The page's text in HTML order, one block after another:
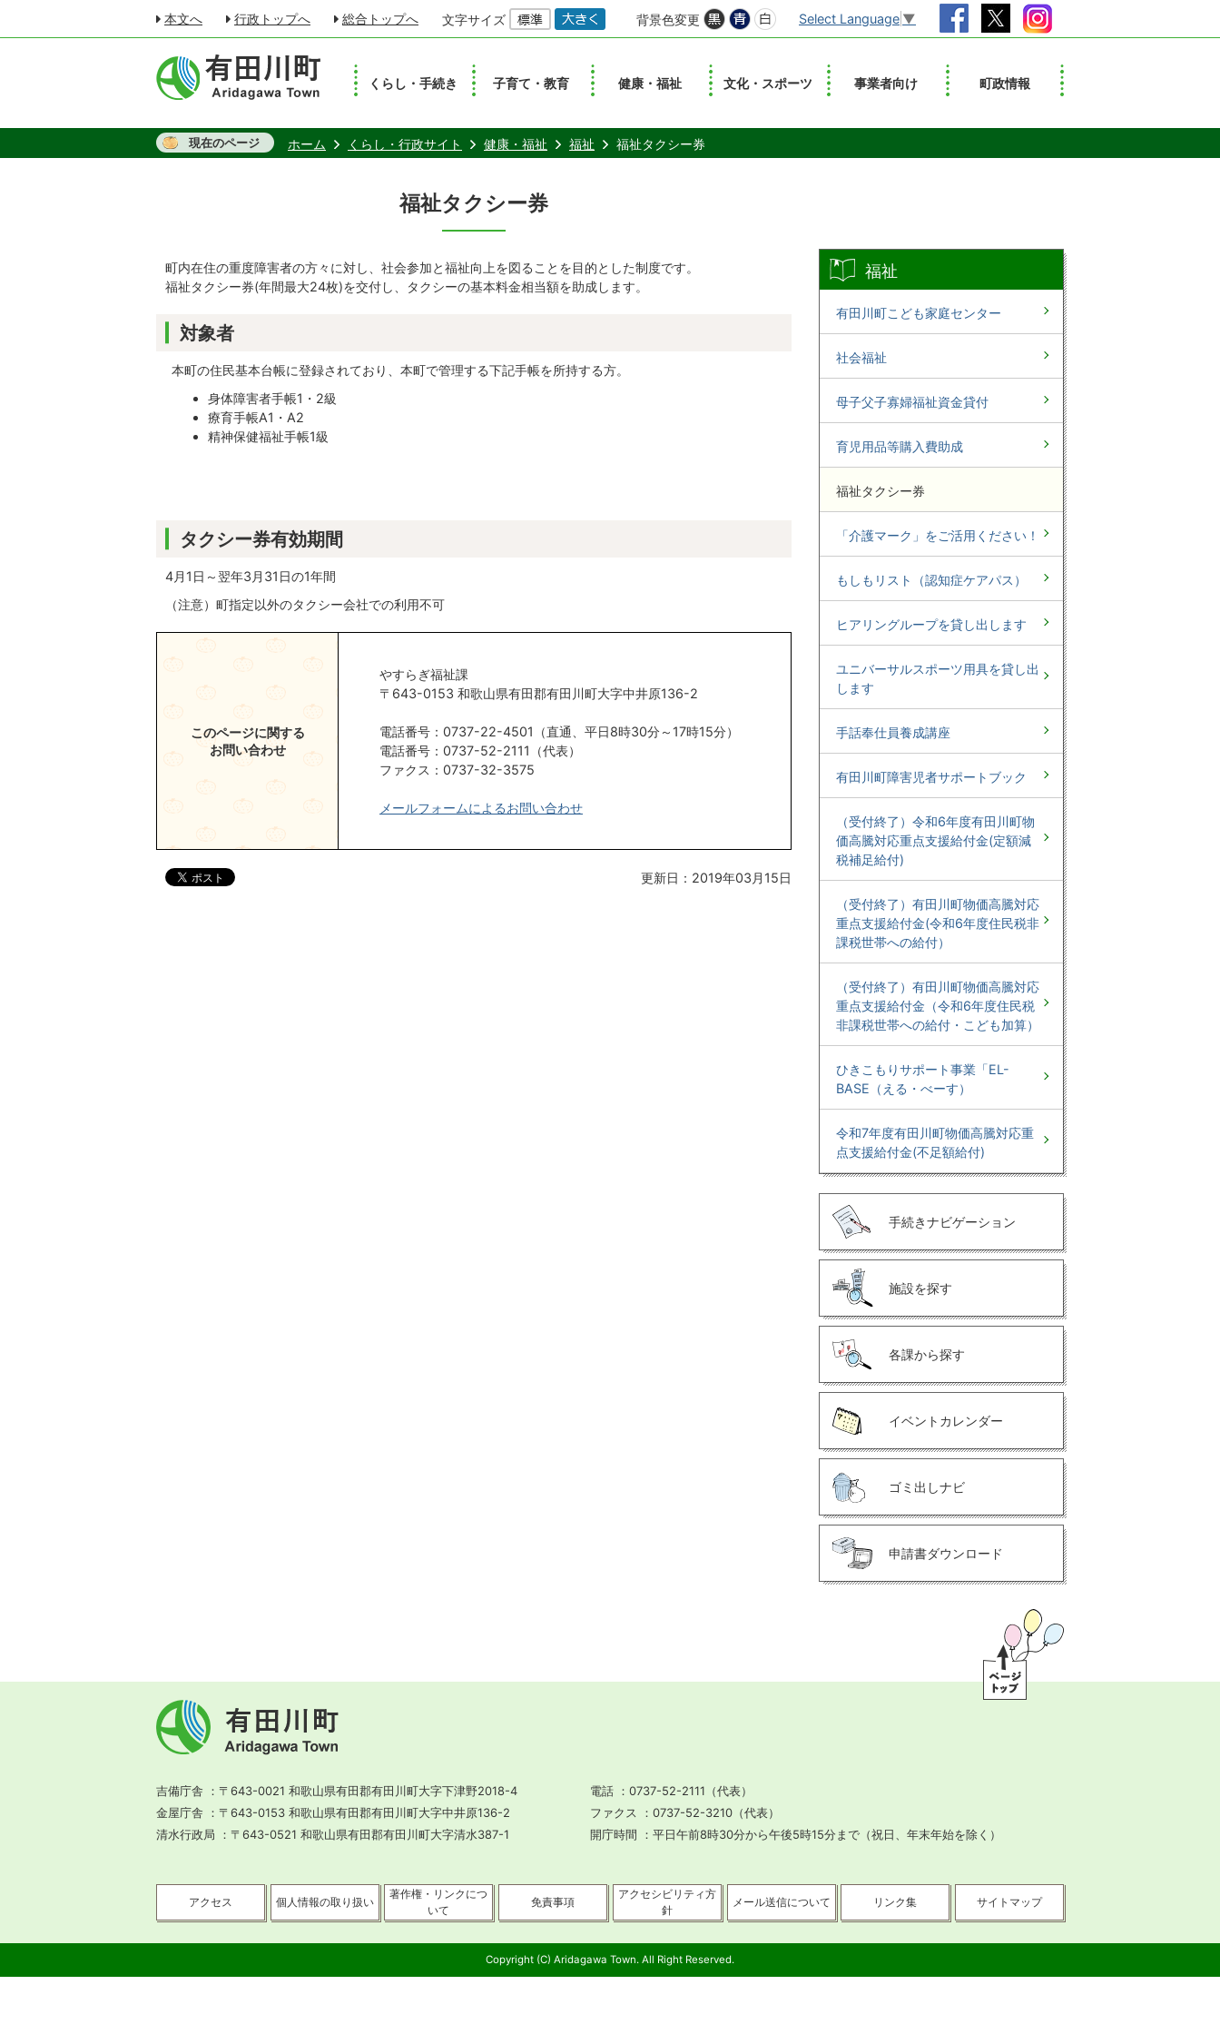
本文へ 行政トップへ 総合トップへ 文字サイズ 背景色変更 Select Language ▼
くらし・手続き 子育て・教育 健康・福祉 文化・スポーツ 事業者向け 町政情報
現在のページ ホーム くらし・行政サイト 健康・福祉 福祉 福祉タクシー券
福祉タクシー券
町内在住の重度障害者の方々に対し、社会参加と福祉向上を図ることを目的とした制度です。
福祉タクシー券(年間最大24枚)を交付し、タクシーの基本料金相当額を助成します。
対象者
本町の住民基本台帳に登録されており、本町で管理する下記手帳を所持する方。
身体障害者手帳1・2級
療育手帳A1・A2
精神保健福祉手帳1級
タクシー券有効期間
4月1日～翌年3月31日の1年間
（注意）町指定以外のタクシー会社での利用不可
このページに関する
お問い合わせ
やすらぎ福祉課
〒643-0153 和歌山県有田郡有田川町大字中井原136-2
電話番号：0737-22-4501（直通、平日8時30分～17時15分）
電話番号：0737-52-2111（代表）
ファクス：0737-32-3575
メールフォームによるお問い合わせ
更新日：2019年03月15日
福祉
有田川町こども家庭センター
社会福祉
母子父子寡婦福祉資金貸付
育児用品等購入費助成
福祉タクシー券
「介護マーク」をご活用ください！
もしもリスト（認知症ケアパス）
ヒアリングループを貸し出します
ユニバーサルスポーツ用具を貸し出
します
手話奉仕員養成講座
有田川町障害児者サポートブック
（受付終了）令和6年度有田川町物
価高騰対応重点支援給付金(定額減
税補足給付)
（受付終了）有田川町物価高騰対応
重点支援給付金(令和6年度住民税非
課税世帯への給付）
（受付終了）有田川町物価高騰対応
重点支援給付金（令和6年度住民税
非課税世帯への給付・こども加算）
ひきこもりサポート事業「EL-
BASE（える・べーす）
令和7年度有田川町物価高騰対応重
点支援給付金(不足額給付)
手続きナビゲーション
施設を探す
各課から探す
イベントカレンダー
ゴミ出しナビ
申請書ダウンロード
有
田
川
Town
吉備庁舎
〒643-0021 和歌山県有田郡有田川町大字下津野2018-4
金屋庁舎
〒643-0153 和歌山県有田郡有田川町大字中井原136-2
清水行政局
〒643-0521 和歌山県有田郡有田川町大字清水387-1
電話
0737-52-2111（代表）
ファクス
0737-52-3210（代表）
開庁時間
平日午前8時30分から午後5時15分まで （祝日、年末年始を除く）
アクセス 個人情報の取り扱い
著作権・リンクにつ
いて
免責事項
アクセシビリティ方
針
メール送信について リンク集 サイトマップ
ッ
プ
Copyright (C) Aridagawa Town. All Right Reserved.